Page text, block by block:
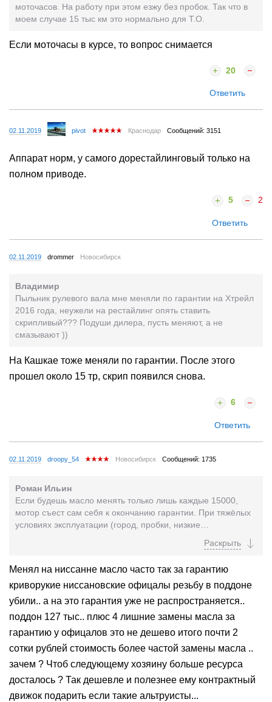
моточасов. На работу при этом езжу без пробок. Так что в
моем случае 15 тыс км это нормально для Т.О.
Если моточасы в курсе, то вопрос снимается
20
Ответить
02.11.2019 pivot Краснодар Сообщений: 3151
Аппарат норм, у самого дорестайлинговый только на
полном приводе.
5 2
Ответить
02.11.2019 drommer Новосибирск
Владимир
Пыльник рулевого вала мне меняли по гарантии на Хтрейл
2016 года, неужели на рестайлинг опять ставить
скрипливый??? Подуши дилера, пусть меняют, а не
смазывают ))
На Кашкае тоже меняли по гарантии. После этого
прошел около 15 тр, скрип появился снова.
6
Ответить
02.11.2019 droopy_54 Новосибирск Сообщений: 1735
Роман Ильин
Если будешь масло менять только лишь каждые 15000,
мотор съест сам себя к окончанию гарантии. При тяжёлых
условиях эксплуатации (город, пробки, низкие
Менял на ниссанне масло часто так за гарантию
криворукие ниссановские офицалы резьбу в поддоне
убили.. а на это гарантия уже не распространяется..
поддон 127 тыс.. плюс 4 лишние замены масла за
гарантию у офицалов это не дешево итого почти 2
сотки рублей стоимость более частой замены масла ..
зачем ? Чтоб следующему хозяину больше ресурса
досталось ? Так дешевле и полезнее ему контрактный
движок подарить если такие альтруисты...